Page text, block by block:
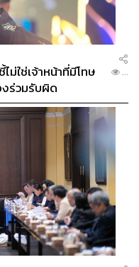
ม่ใช่เจ้าหน้าที่มีโทษ
ร่วมรับผิด
...